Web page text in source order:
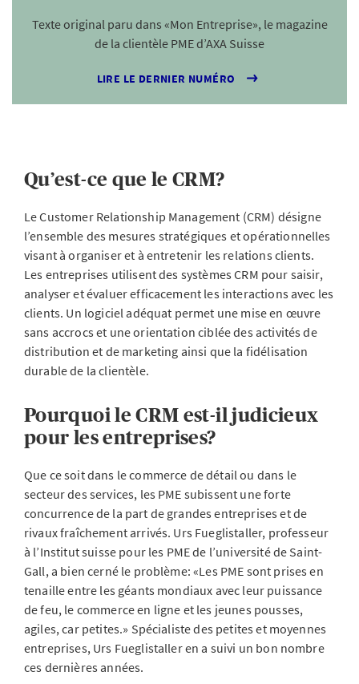
Texte original paru dans «Mon Entreprise», le magazine
de la clientèle PME d’AXA Suisse
LIRE LE DERNIER NUMÉRO
Qu’est-ce que le CRM?
Le Customer Relationship Management (CRM) désigne
l’ensemble des mesures stratégiques et opérationnelles
visant à organiser et à entretenir les relations clients.
Les entreprises utilisent des systèmes CRM pour saisir,
analyser et évaluer efficacement les interactions avec les
clients. Un logiciel adéquat permet une mise en œuvre
sans accrocs et une orientation ciblée des activités de
distribution et de marketing ainsi que la fidélisation
durable de la clientèle.
Pourquoi le CRM est-il judicieux
pour les entreprises?
Que ce soit dans le commerce de détail ou dans le
secteur des services, les PME subissent une forte
concurrence de la part de grandes entreprises et de
rivaux fraîchement arrivés. Urs Fueglistaller, professeur
à l’Institut suisse pour les PME de l’université de Saint-
Gall, a bien cerné le problème: «Les PME sont prises en
tenaille entre les géants mondiaux avec leur puissance
de feu, le commerce en ligne et les jeunes pousses,
agiles, car petites.» Spécialiste des petites et moyennes
entreprises, Urs Fueglistaller en a suivi un bon nombre
ces dernières années.